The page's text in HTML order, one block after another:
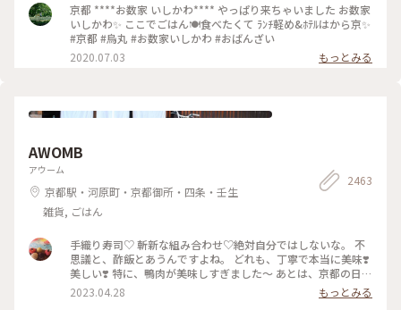
京都 ****お数家 いしかわ**** やっぱり来ちゃいました お数家
いしかわ✨ ここでごはん🍽️食べたくて ﾗﾝﾁ軽め&ﾎﾃﾙはから京✨
#京都 #烏丸 #お数家いしかわ #おばんざい
2020.07.03
もっとみる
AWOMB
アウーム
京都駅・河原町・京都御所・四条・壬生
雑貨, ごはん
2463
手織り寿司♡ 斬新な組み合わせ♡絶対自分ではしないな。 不
思議と、酢飯とあうんですよね。 どれも、丁寧で本当に美味❣️
美しい❣️ 特に、鴨肉が美味しすぎました〜 あとは、京都の日本
酒🍶♡ 素敵時間でした〜 #わたしのことりっぷ旅 #AWOMB #
京都 #烏丸本店 #手織り寿司
2023.04.28
もっとみる